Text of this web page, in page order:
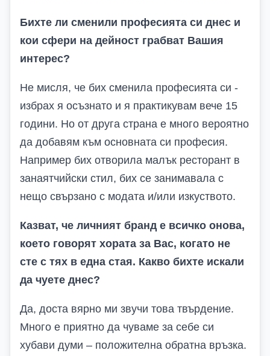
Бихте ли сменили професията си днес и
кои сфери на дейност грабват Вашия
интерес?
Не мисля, че бих сменила професията си -
избрах я осъзнато и я практикувам вече 15
години. Но от друга страна е много вероятно
да добавям към основната си професия.
Например бих отворила малък ресторант в
занаятчийски стил, бих се занимавала с
нещо свързано с модата и/или изкуството.
Казват, че личният бранд е всичко онова,
което говорят хората за Вас, когато не
сте с тях в една стая. Какво бихте искали
да чуете днес?
Да, доста вярно ми звучи това твърдение.
Много е приятно да чуваме за себе си
хубави думи – положителна обратна връзка.